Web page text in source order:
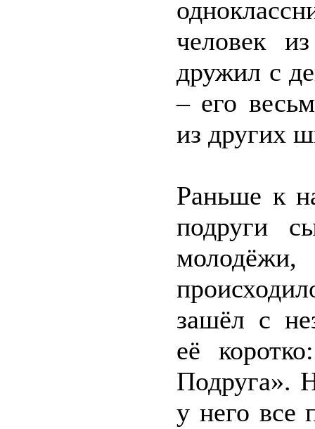
человек
дружил с
– его
из других
Раньше к
подруги
молодёжи,
зашёл с
её
Подруга».
у него все